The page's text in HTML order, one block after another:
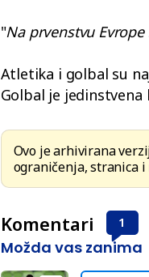
"Na prvenstvu
Atletika i golbal su
Golbal je
Ovo je arhivirana
ograničenja, stranica
Komentari 1
Možda vas zanima